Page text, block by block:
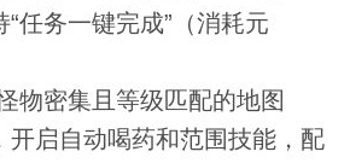
任务一键完成”（消耗元
物密集且等级匹配的地图
开启自动喝药和范围技能，配